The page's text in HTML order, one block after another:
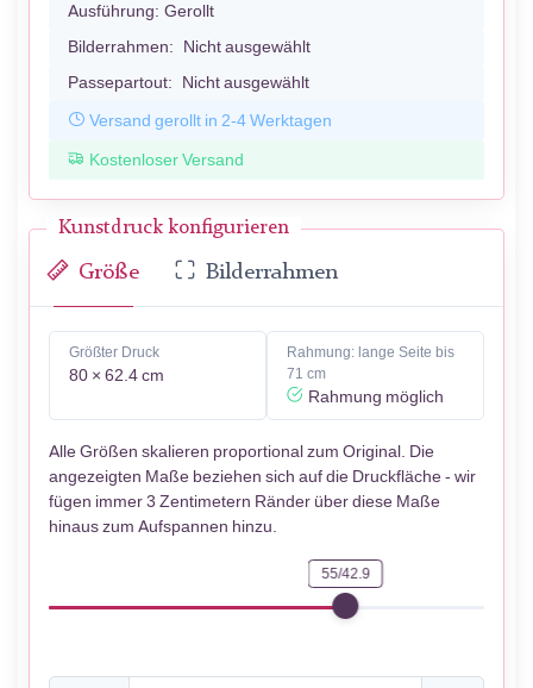
Ausführung: Gerollt
Bilderrahmen: Nicht ausgewählt
Passepartout: Nicht ausgewählt
Versand gerollt in 2-4 Werktagen
Kostenloser Versand
Kunstdruck konfigurieren
Größe Bilderrahmen
Größter Druck
80 × 62.4 cm
Rahmung: lange Seite bis
71 cm
Rahmung möglich
Alle Größen skalieren proportional zum Original. Die
angezeigten Maße beziehen sich auf die Druckfläche - wir
fügen immer 3 Zentimetern Ränder über diese Maße
hinaus zum Aufspannen hinzu.
55/42.9